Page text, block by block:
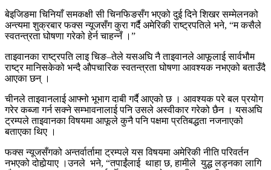
बेइजिङमा चिनियाँ समकक्षी सी चिनफिङसँग भएको दुई दिने शिखर सम्मेलनको
अन्त्यमा शुक्रबार फक्स न्यूजसँग कुरा गर्दै अमेरिकी राष्ट्रपतिले भने, “म कसैले
स्वतन्त्रता घोषणा गरेको हेर्न चाहन्नँ ।”
ताइवानका राष्ट्रपति लाइ चिङ–तेले यसअघि नै ताइवानले आफूलाई सार्वभौम
राष्ट्र मानिसकेको भन्दै औपचारिक स्वतन्त्रता घोषणा आवश्यक नभएको बताउँदै
आएका छन् ।
चीनले ताइवानलाई आफ्नो भूभाग दाबी गर्दै आएको छ । आवश्यक परे बल प्रयोग
गरेर कब्जा गर्न सक्ने सम्भावनालाई पनि उसले अस्वीकार गरेको छैन । यसअघि
ट्रम्पले ताइवानका विषयमा आफूले कुनै पनि पक्षमा प्रतिबद्धता नजनाएको
बताएका थिए ।
फक्स न्यूजसँगको अन्तर्वार्तामा ट्रम्पले यस विषयमा अमेरिकी नीति परिवर्तन
नभएको दोहोर्‍याए ।उनले भने, “तपाईंलाई थाहा छ, हामीले युद्ध लड्नका लागि